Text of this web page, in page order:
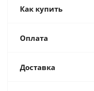
Как купить
Оплата
Доставка